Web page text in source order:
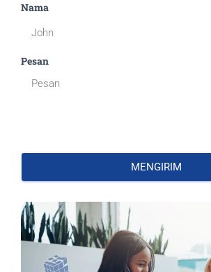
Nama
Pesan
MENGIRIM